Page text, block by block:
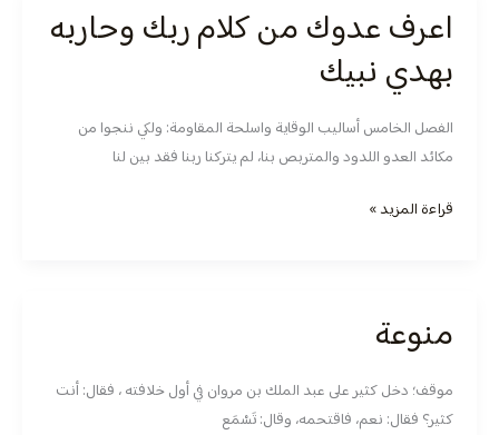
اعرف عدوك من كلام ربك وحاربه
بهدي نبيك
الفصل الخامس أساليب الوقاية واسلحة المقاومة: ولكي ننجوا من
مكائد العدو اللدود والمتربص بنا، لم يتركنا ربنا فقد بين لنا
اعرف
عدوك
من
ربك
وحاربه
بهدي
نبيك
قراءة المزيد »
منوعة
موقف؛ دخل كثير على عبد الملك بن مروان في أول خلافته ، فقال: أنت
كثير؟ فقال: نعم، فاقتحمه، وقال: تَسْمَع
منوعة